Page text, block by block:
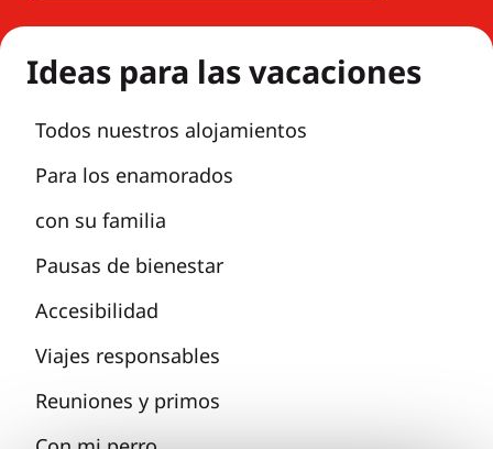
Ideas para las vacaciones
Todos nuestros alojamientos
Para los enamorados
con su familia
Pausas de bienestar
Accesibilidad
Viajes responsables
Reuniones y primos